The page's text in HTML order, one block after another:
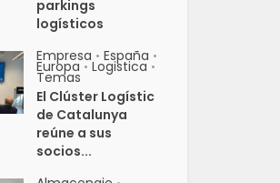
parkings
logísticos
Empresa • España •
Europa • Logistica •
Temas
El Clúster Logístic
de Catalunya
reúne a sus
socios...